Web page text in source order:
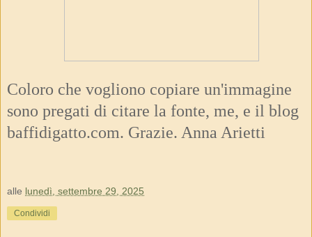
Coloro che vogliono copiare un'immagine
sono pregati di citare la fonte, me, e il blog
baffidigatto.com. Grazie. Anna Arietti
alle lunedì, settembre 29, 2025
Condividi